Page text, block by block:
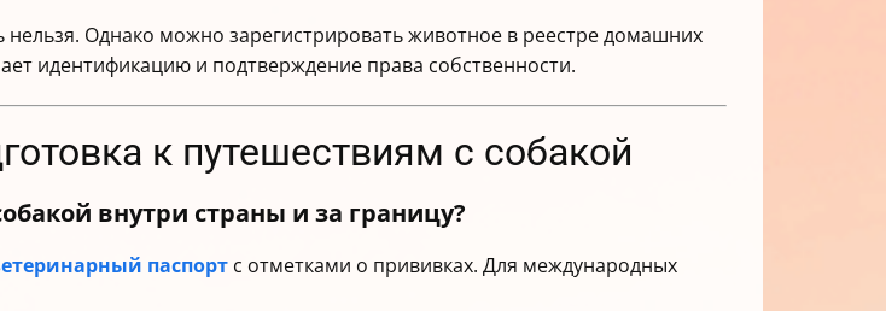
Однако можно зарегистрировать животное в реестре домашних
идентификацию и подтверждение права собственности.
к путешествиям с собакой
внутри страны и за границу?
паспорт с отметками о прививках. Для международных